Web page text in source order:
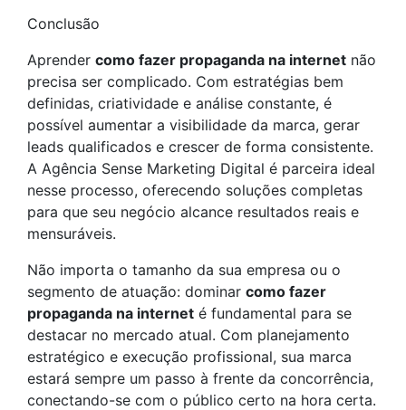
Conclusão
Aprender como fazer propaganda na internet não
precisa ser complicado. Com estratégias bem
definidas, criatividade e análise constante, é
possível aumentar a visibilidade da marca, gerar
leads qualificados e crescer de forma consistente.
A Agência Sense Marketing Digital é parceira ideal
nesse processo, oferecendo soluções completas
para que seu negócio alcance resultados reais e
mensuráveis.
Não importa o tamanho da sua empresa ou o
segmento de atuação: dominar como fazer
propaganda na internet é fundamental para se
destacar no mercado atual. Com planejamento
estratégico e execução profissional, sua marca
estará sempre um passo à frente da concorrência,
conectando-se com o público certo na hora certa.